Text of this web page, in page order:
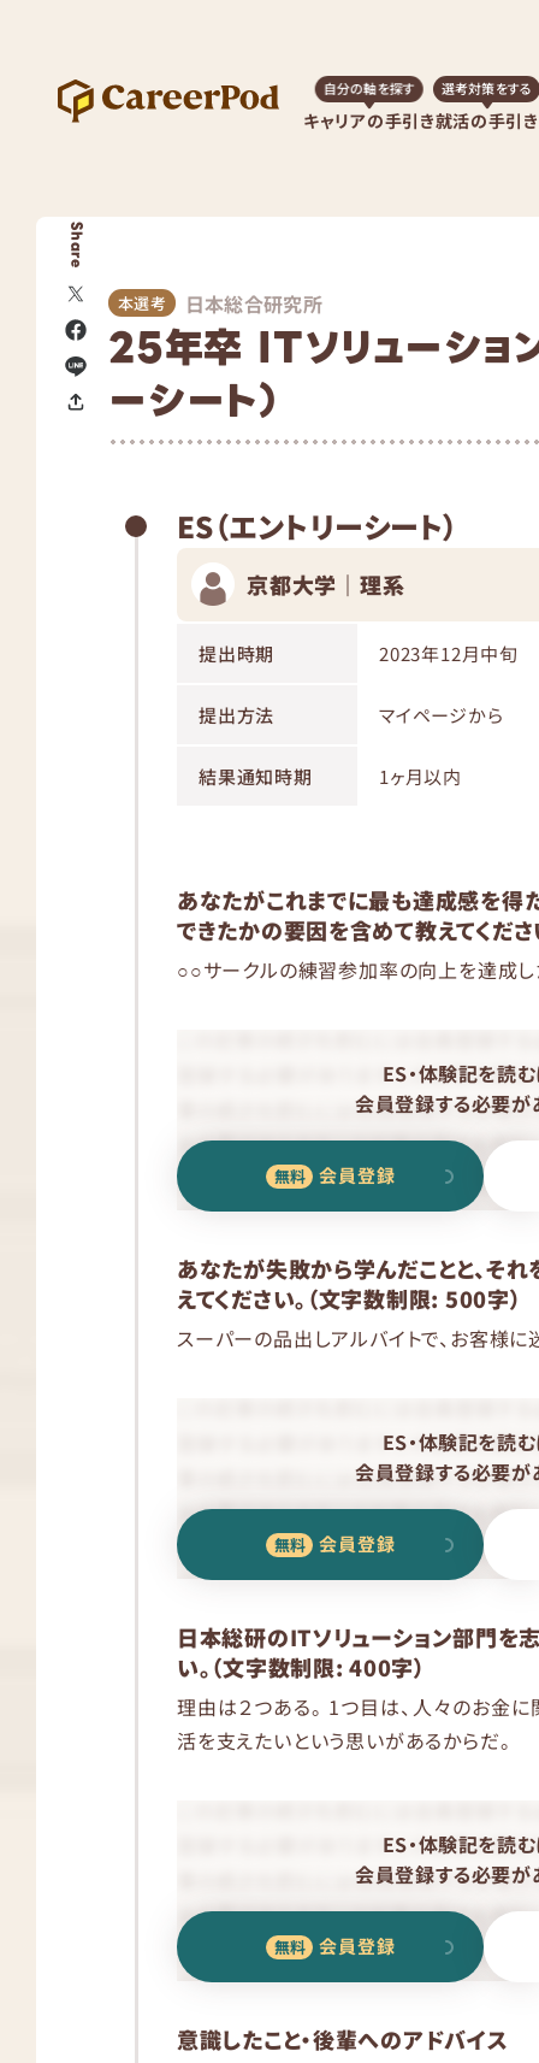
キャリアの手引き
自分の軸を探す
就活の手引き
選考対策をする
Share
本選考 日本総合研究所
25年卒 ITソリューショ
ーシート）
ES（エントリーシート）
京都大学｜理系
提出時期 2023年12月中旬
提出方法 マイページから
結果通知時期 1ヶ月以内
あなたがこれまでに最も達成感を得
できたかの要因を含めて教えてくだ
○○サークルの練習参加率の向上を達成し
ES・体験記を読む
会員登録する必要が
会員登録
あなたが失敗から学んだことと、そ
えてください。（文字数制限: 500字）
スーパーの品出しアルバイトで、お客様
ES・体験記を読む
会員登録する必要が
会員登録
日本総研のITソリューション部門を
い。（文字数制限: 400字）
理由は２つある。 1つ目は、人々のお金
活を支えたいという思いがあるからだ。
ES・体験記を読む
会員登録する必要が
会員登録
意識したこと・後輩へのアドバイス